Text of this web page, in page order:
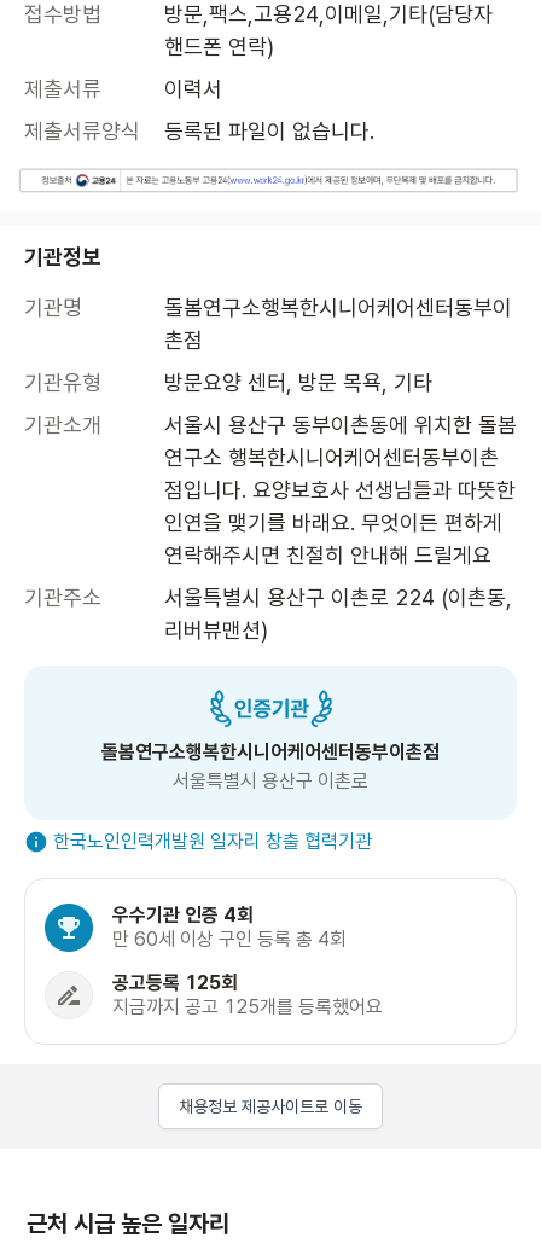
접수방법
방문,팩스,고용24,이메일,기타(담당자
핸드폰 연락)
제출서류
이력서
제출서류양식
등록된 파일이 없습니다.
기관정보
기관명
돌봄연구소행복한시니어케어센터동부이
촌점
기관유형
방문요양 센터, 방문 목욕, 기타
기관소개
서울시 용산구 동부이촌동에 위치한 돌봄
연구소 행복한시니어케어센터동부이촌
점입니다. 요양보호사 선생님들과 따뜻한
인연을 맺기를 바래요. 무엇이든 편하게
연락해주시면 친절히 안내해 드릴게요
기관주소
서울특별시 용산구 이촌로 224 (이촌동,
리버뷰맨션)
돌봄연구소행복한시니어케어센터동부이촌점
서울특별시 용산구 이촌로
한국노인인력개발원 일자리 창출 협력기관
우수기관 인증 4회
만 60세 이상 구인 등록 총 4회
공고등록 125회
지금까지 공고 125개를 등록했어요
채용정보 제공사이트로 이동
근처 시급 높은 일자리